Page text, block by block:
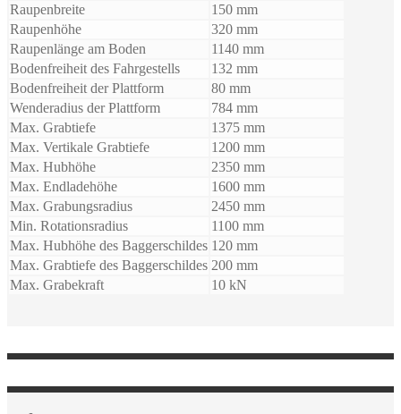
Raupenbreite
150 mm
Raupenhöhe
320 mm
Raupenlänge am Boden
1140 mm
Bodenfreiheit des Fahrgestells
132 mm
Bodenfreiheit der Plattform
80 mm
Wenderadius der Plattform
784 mm
Max. Grabtiefe
1375 mm
Max. Vertikale Grabtiefe
1200 mm
Max. Hubhöhe
2350 mm
Max. Endladehöhe
1600 mm
Max. Grabungsradius
2450 mm
Min. Rotationsradius
1100 mm
Max. Hubhöhe des Baggerschildes 120 mm
Max. Grabtiefe des Baggerschildes 200 mm
Max. Grabekraft
10 kN